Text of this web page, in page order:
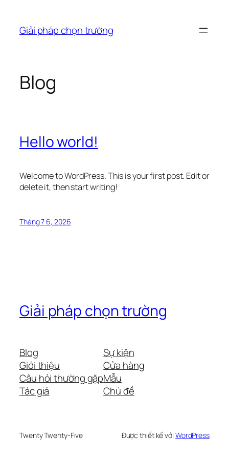
phầnGiải pháp chọn trường
Blog
Hello world!
Welcome to WordPress. This is your first post. Edit or
delete it, then start writing!
Tháng 7 6, 2026
Giải pháp chọn trường
Blog
Giới thiệu
Câu hỏi thường gặp
Tác giả
Sự kiện
Cửa hàng
Mẫu
Chủ đề
Twenty Twenty-Five Được thiết kế với WordPress